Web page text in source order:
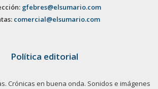
gfebres@elsumario.com
comercial@elsumario.com
Política editorial
Crónicas en buena onda. Sonidos e imágenes